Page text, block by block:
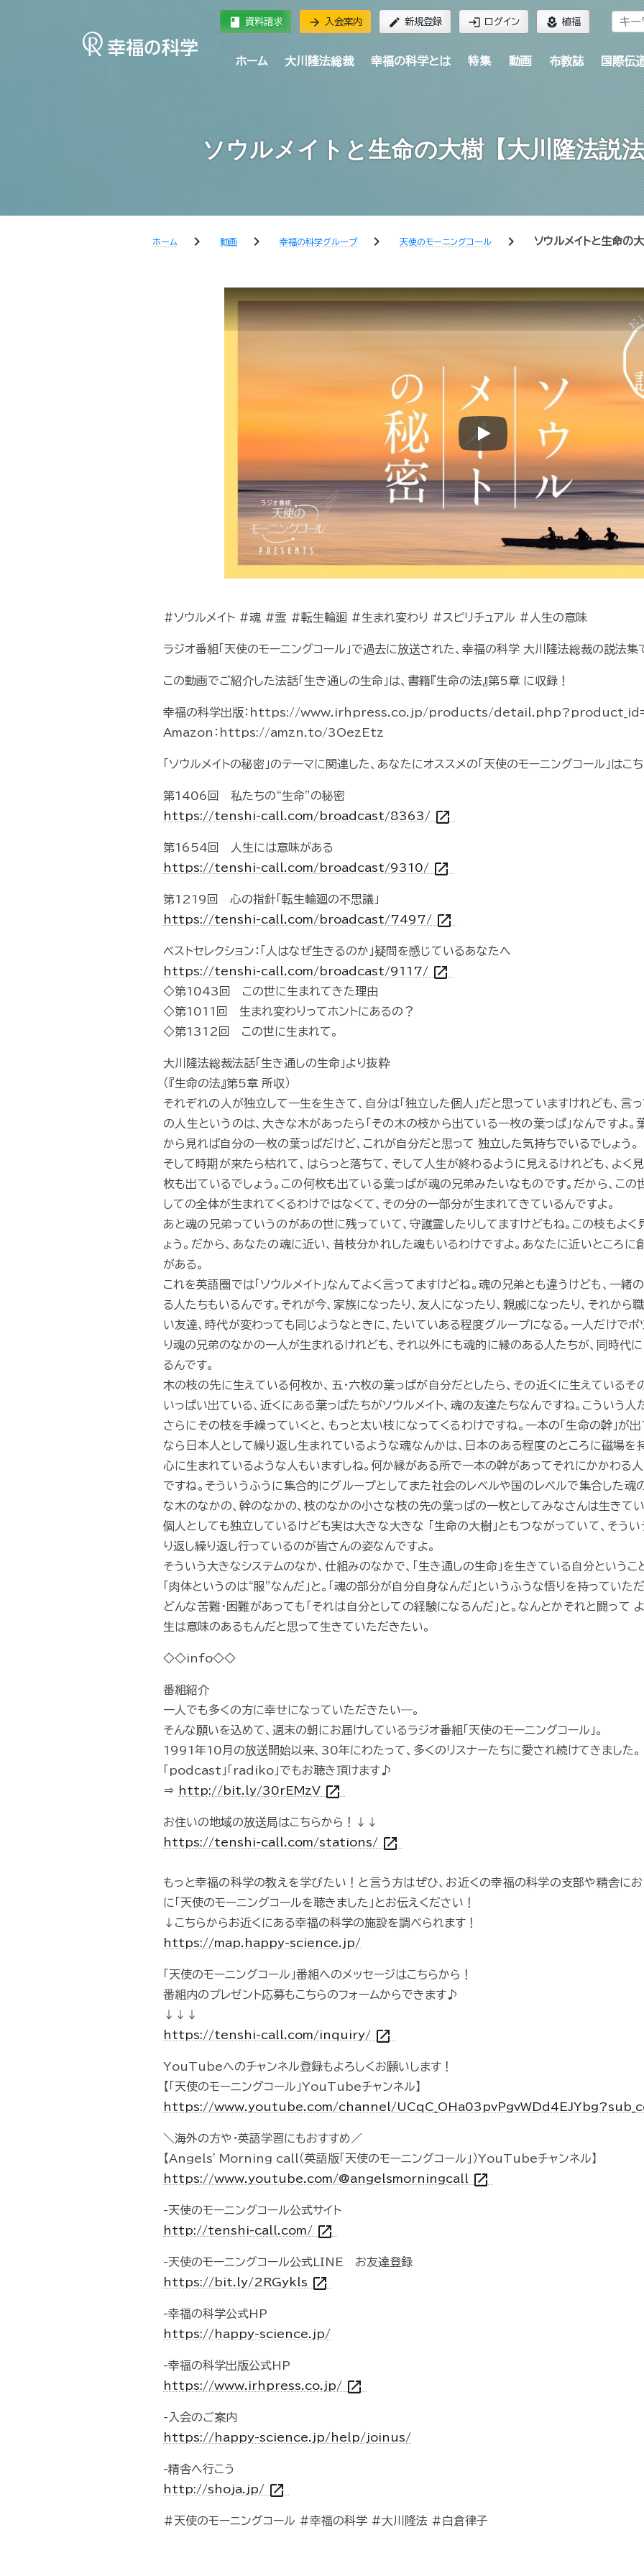
book 資料請求 arrow_forward 入会案内 edit 新規登録 login ログイン local_florist 植福
ホーム 大川隆法総裁 幸福の科学とは 特集 動画 布教誌 国際伝
ソウルメイトと生命の大樹【大川隆法説法
ホーム chevron_right 動画 chevron_right 幸福の科学グループ chevron_right 天使のモーニングコール chevron_right ソウルメイトと生命の
Play
#ソウルメイト #魂 #霊 #転生輪廻 #生まれ変わり #スピリチュアル #人生の意味
ラジオ番組「天使のモーニングコール」で過去に放送された、幸福の科学 大川隆法総裁の説法集
この動画でご紹介した法話「生き通しの生命」は、書籍『生命の法』第5章 に収録！
幸福の科学出版：https://www.irhpress.co.jp/products/
Amazon：https://amzn.to/3OezEtz
「ソウルメイトの秘密」のテーマに関連した、あなたにオススメの「天使のモーニングコール」はこ
第1406回 私たちの“生命”の秘密
https://tenshi-call.com/broadcast/8363/ open_in_new
第1654回 人生には意味がある
https://tenshi-call.com/broadcast/9310/ open_in_new
第1219回 心の指針「転生輪廻の不思議」
https://tenshi-call.com/broadcast/7497/ open_in_new
ベストセレクション：「人はなぜ生きるのか」疑問を感じているあなたへ
https://tenshi-call.com/broadcast/9117/ open_in_new
◇第1043回 この世に生まれてきた理由
◇第1011回 生まれ変わりってホントにあるの？
◇第1312回 この世に生まれて。
大川隆法総裁法話「生き通しの生命」より抜粋
（『生命の法』第5章 所収）
それぞれの人が独立して一生を生きて、自分は「独立した個人」だと思っていますけれども、言
の人生というのは、大きな木があったら「その木の枝から出ている一枚の葉っぱ」なんですよ。
から見れば自分の一枚の葉っぱだけど、これが自分だと思って 独立した気持ちでいるでしょう。
そして時期が来たら枯れて、はらっと落ちて、そして人生が終わるように見えるけれども、よく
枚も出ているでしょう。この何枚も出ている葉っぱが魂の兄弟みたいなものです。だから、この
しての全体が生まれてくるわけではなくて、その分の一部分が生まれてきているんですよ。
あと魂の兄弟っていうのがあの世に残っていて、守護霊したりしてますけどもね。この枝もよく
ょう。だから、あなたの魂に近い、昔枝分かれした魂もいるわけですよ。あなたに近いところに
がある。
これを英語圏では「ソウルメイト」なんてよく言ってますけどね。魂の兄弟とも違うけども、一
る人たちもいるんです。それが今、家族になったり、友人になったり、親戚になったり、それか
い友達、時代が変わっても同じようなときに、たいていある程度グループになる。一人だけでポ
り魂の兄弟のなかの一人が生まれるけれども、それ以外にも魂的に縁のある人たちが、同時代
るんです。
木の枝の先に生えている何枚か、五・六枚の葉っぱが自分だとしたら、その近くに生えているそ
いっぱい出ている、近くにある葉っぱたちがソウルメイト、魂の友達たちなんですね。こういう人
さらにその枝を手繰っていくと、もっと太い枝になってくるわけですね。一本の「生命の幹」が出
なら日本人として繰り返し生まれているような魂なんかは、日本のある程度のところに磁場を
心に生まれているような人もいますしね。何か縁がある所で一本の幹があってそれにかかわる
ですね。そういうふうに集合的にグループとしてまた社会のレベルや国のレベルで集合した魂
な木のなかの、幹のなかの、枝のなかの小さな枝の先の葉っぱの一枚としてみなさんは生きてい
個人としても独立しているけども実は大きな大きな 「生命の大樹」ともつながっていて、そう
り返し繰り返し行っているのが皆さんの姿なんですよ。
そういう大きなシステムのなか、仕組みのなかで、「生き通しの生命」を生きている自分という
「肉体というのは“服”なんだ」と。「魂の部分が自分自身なんだ」というふうな悟りを持っていた
どんな苦難・困難があっても「それは自分としての経験になるんだ」と。なんとかそれと闘って
生は意味のあるもんだと思って生きていただきたい。
◇◇info◇◇
番組紹介
一人でも多くの方に幸せになっていただきたい―。
そんな願いを込めて、週末の朝にお届けしているラジオ番組「天使のモーニングコール」。
1991年10月の放送開始以来、30年にわたって、多くのリスナーたちに愛され続けてきました。
「podcast」「radiko」でもお聴き頂けます♪
⇒
http://bit.ly/30rEMzV open_in_new
お住いの地域の放送局はこちらから！↓↓
https://tenshi-call.com/stations/ open_in_new
もっと幸福の科学の教えを学びたい！と言う方はぜひ、お近くの幸福の科学の支部や精舎に
に「天使のモーニングコールを聴きました」とお伝えください！
↓こちらからお近くにある幸福の科学の施設を調べられます！
https://map.happy-science.jp/
「天使のモーニングコール」番組へのメッセージはこちらから！
番組内のプレゼント応募もこちらのフォームからできます♪
↓↓↓
https://tenshi-call.com/inquiry/ open_in_new
YouTubeへのチャンネル登録もよろしくお願いします！
【「天使のモーニングコール」YouTubeチャンネル】
https://www.youtube.com/channel/
＼海外の方や・英語学習にもおすすめ／
【Angels' Morning call（英語版「天使のモーニングコール」）YouTubeチャンネル】
https://www.youtube.com/@angelsmorningcall
open_in_new
-天使のモーニングコール公式サイト
http://tenshi-call.com/ open_in_new
-天使のモーニングコール公式LINE お友達登録
https://bit.ly/2RGykls open_in_new
-幸福の科学公式HP
https://happy-science.jp/
-幸福の科学出版公式HP
https://www.irhpress.co.jp/ open_in_new
-入会のご案内
https://happy-science.jp/help/joinus/
-精舎へ行こう
http://shoja.jp/ open_in_new
#天使のモーニングコール #幸福の科学 #大川隆法 #白倉律子